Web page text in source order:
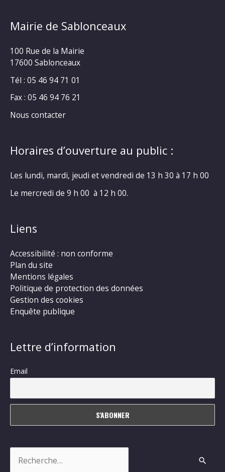
Mairie de Sablonceaux
100 Rue de la Mairie
17600 Sablonceaux
Tél : 05 46 94 71 01
Fax : 05 46 94 76 21
Nous contacter
Horaires d’ouverture au public :
Les lundi, mardi, jeudi et vendredi de 13 h 30 à 17 h 00
Le mercredi de 9 h 00 à 12 h 00.
Liens
Accessibilité : non conforme
Plan du site
Mentions légales
Politique de protection des données
Gestion des cookies
Enquête publique
Lettre d’information
Email